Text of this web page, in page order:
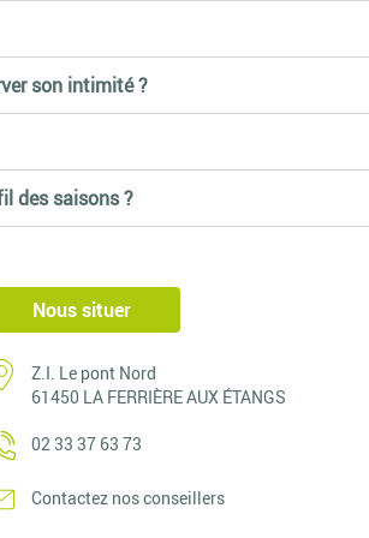
en kit, facilitant l'installation. N'oubliez
pour une solution à la fois esthétique,
son intimité ?
des saisons ?
Nous situer
Z.I. Le pont Nord
61450 LA FERRIÈRE AUX ÉTANGS
02 33 37 63 73
Contactez nos conseillers